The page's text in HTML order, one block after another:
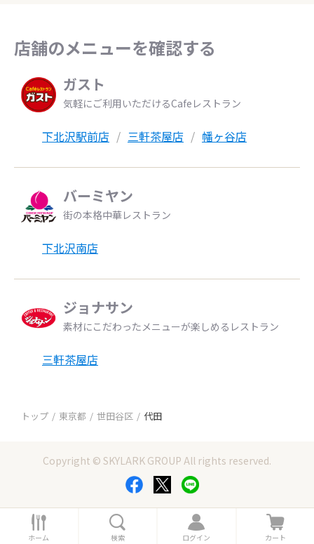
店舗のメニューを確認する
ガスト
気軽にご利用いただけるCafeレストラン
下北沢駅前店 三軒茶屋店 幡ヶ谷店
バーミヤン
街の本格中華レストラン
下北沢南店
ジョナサン
素材にこだわったメニューが楽しめるレストラン
三軒茶屋店
トップ 東京都 世田谷区 代田
Copyright © SKYLARK GROUP All rights reserved.
ホ
ー
ホーム 索
検索
ロ
グ
ログイン
カ
ー
カート